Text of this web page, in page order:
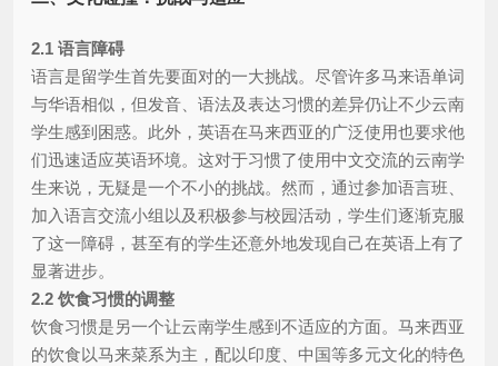
2.1 语言障碍
语言是留学生首先要面对的一大挑战。尽管许多马来语单词
与华语相似，但发音、语法及表达习惯的差异仍让不少云南
学生感到困惑。此外，英语在马来西亚的广泛使用也要求他
们迅速适应英语环境。这对于习惯了使用中文交流的云南学
生来说，无疑是一个不小的挑战。然而，通过参加语言班、
加入语言交流小组以及积极参与校园活动，学生们逐渐克服
了这一障碍，甚至有的学生还意外地发现自己在英语上有了
显著进步。
2.2 饮食习惯的调整
饮食习惯是另一个让云南学生感到不适应的方面。马来西亚
的饮食以马来菜系为主，配以印度、中国等多元文化的特色